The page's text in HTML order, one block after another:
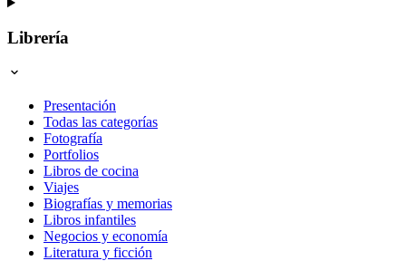
Librería
Presentación
Todas las categorías
Fotografía
Portfolios
Libros de cocina
Viajes
Biografías y memorias
Libros infantiles
Negocios y economía
Literatura y ficción